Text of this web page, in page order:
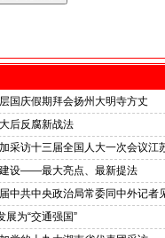
国庆假期拜会扬州大明寺方丈
后反腐新战法
采访十三届全国人大一次会议江
设——最大亮点、最新提法
中共中央政治局常委同中外记者
展为“交通强国”